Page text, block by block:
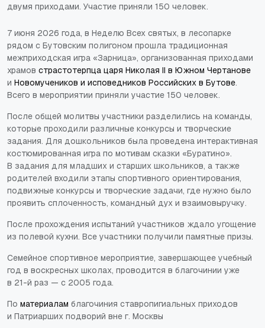
двумя приходами. Участие приняли 150 человек.
7 июня 2026 года, в Неделю Всех святых, в лесопарке
рядом с Бутовским полигоном прошла традиционная
межприходская игра «Зарница», организованная приходами
храмов страстотерпца царя Николая II в Южном Чертанове
и Новомучеников и исповедников Российских в Бутове.
Всего в мероприятии приняли участие 150 человек.
После общей молитвы участники разделились на команды,
которые проходили различные конкурсы и творческие
задания. Для дошкольников была проведена интерактивная
костюмированная игра по мотивам сказки «Буратино».
В задания для младших и старших школьников, а также
родителей входили этапы спортивного ориентирования,
подвижные конкурсы и творческие задачи, где нужно было
проявить сплоченность, командный дух и взаимовыручку.
После прохождения испытаний участников ждало угощение
из полевой кухни. Все участники получили памятные призы.
Семейное спортивное мероприятие, завершающее учебный
год в воскресных школах, проводится в благочинии уже
в 21-й раз — с 2005 года.
По материалам благочиния ставропигиальных приходов
и Патриарших подворий вне г. Москвы